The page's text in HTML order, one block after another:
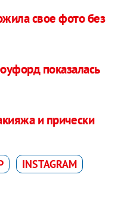
свое фото без
показалась
и прически
INSTAGRAM